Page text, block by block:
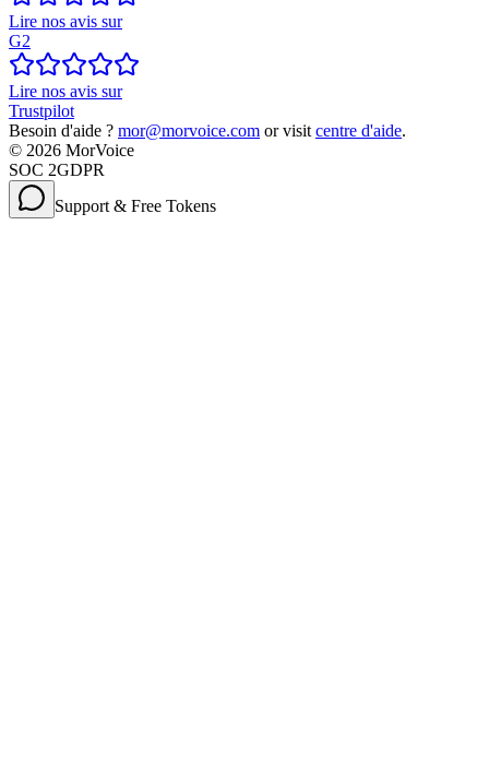
Lire nos avis sur
G2
Lire nos avis sur
Trustpilot
Besoin d'aide ? mor@morvoice.com or visit centre d'aide.
© 2026 MorVoice
SOC 2GDPR
Support & Free Tokens